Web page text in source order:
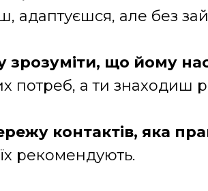
адаптуєшся, але без
зрозуміти, що йому
потреб, а ти знаходиш
контактів, яка
рекомендують.